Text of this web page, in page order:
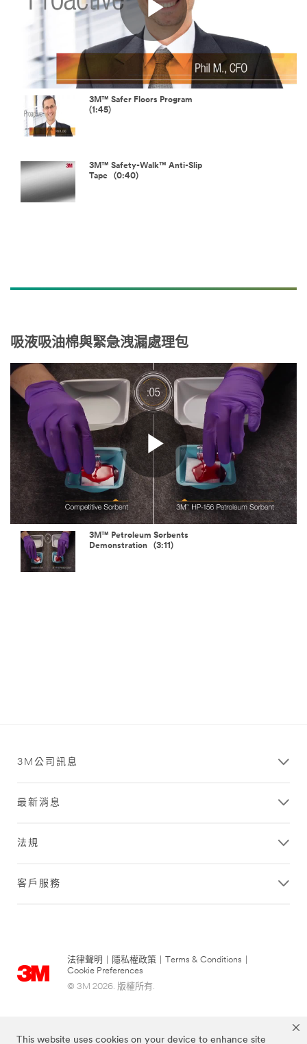
This website uses cookies on your device to enhance site
Play
Video
3M™ Safer Floors Program
(1:45)
3M™ Safety-Walk™ Anti-Slip
Tape (0:40)
吸液吸油棉與緊急洩漏處理包
Play
Video
3M™ Petroleum Sorbents
Demonstration (3:11)
3M公司訊息
最新消息
法規
客戶服務
法律聲明 隱私權政策 Terms & Conditions
Cookie Preferences
© 3M 2026. 版權所有.